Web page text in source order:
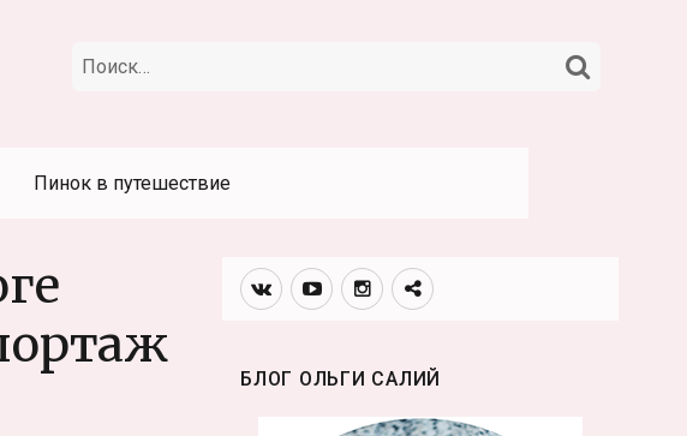
Искать:
Пинок в путешествие
Вконтакте
YoutubeИнстаграмм
Телеграм
БЛОГ ОЛЬГИ САЛИЙ